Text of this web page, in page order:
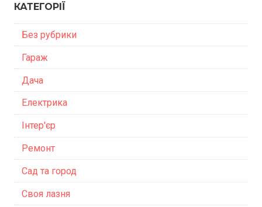
КАТЕГОРІЇ
Без рубрики
Гараж
Дача
Електрика
Інтер'єр
Ремонт
Сад та город
Своя лазня